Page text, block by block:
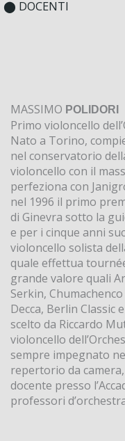
⬤ DOCENTI
MASSIMO POLIDORI
Primo violoncello
Nato a Torino,
nel conservatorio
violoncello con il
perfeziona con
nel 1996 il primo
di Ginevra sotto la
e per i cinque anni
violoncello solista
quale effettua
grande valore quali
Serkin,
Decca, Berlin Classic
scelto da Riccardo
violoncello
sempre impegnato
repertorio da
docente presso
professori